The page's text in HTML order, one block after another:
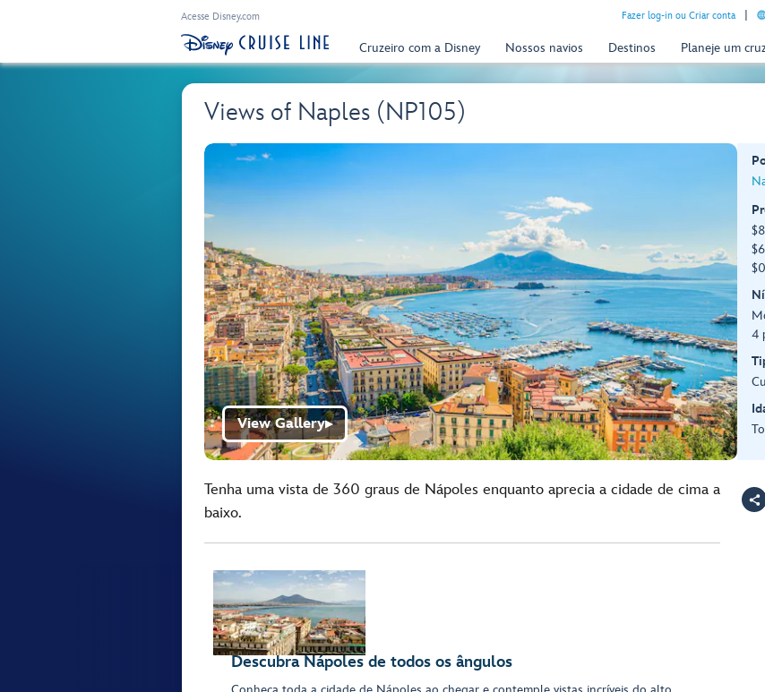
Acesse Disney.com Fazer log-in ou Criar conta
Cruzeiro com a Disney Nossos navios Destinos Planeje um
Views of Naples (NP105)
View Gallery▶
4
Tenha uma vista de 360 ​​graus de Nápoles enquanto aprecia a cidade de cima a
baixo.
Descubra Nápoles de todos os ângulos